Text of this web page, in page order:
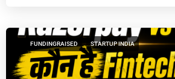
FUNDINGRAISED STARTUP INDIA